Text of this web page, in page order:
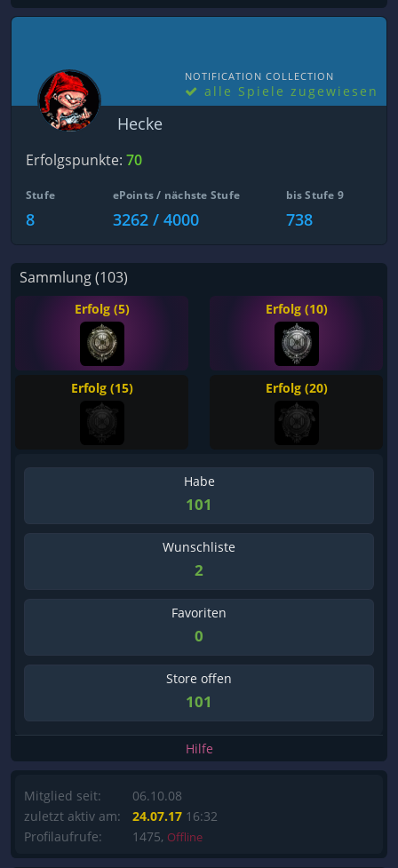
NOTIFICATION COLLECTION
alle Spiele zugewiesen
Hecke
Erfolgspunkte: 70
Stufe
8
ePoints / nächste Stufe
3262 / 4000
bis Stufe 9
738
Sammlung (103)
Erfolg (5) Erfolg (10)
Erfolg (15) Erfolg (20)
Habe
101
Wunschliste
2
Favoriten
0
Store offen
101
Hilfe
Mitglied seit:
zuletzt aktiv am:
Profilaufrufe:
06.10.08
24.07.17 16:32
1475, Offline